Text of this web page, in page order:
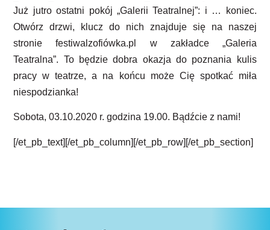
Już jutro ostatni pokój „Galerii Teatralnej”: i … koniec.
Otwórz drzwi, klucz do nich znajduje się na naszej
stronie festiwalzofiówka.pl w zakładce „Galeria
Teatralna”. To będzie dobra okazja do poznania kulis
pracy w teatrze, a na końcu może Cię spotkać miła
niespodzianka!
Sobota, 03.10.2020 r. godzina 19.00. Bądźcie z nami!
[/et_pb_text][/et_pb_column][/et_pb_row][/et_pb_section]